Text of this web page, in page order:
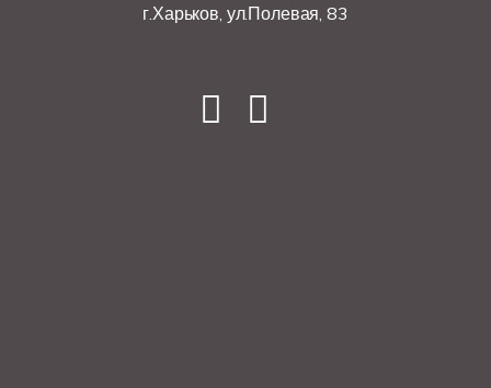
г.Харьков, ул.Полевая, 83